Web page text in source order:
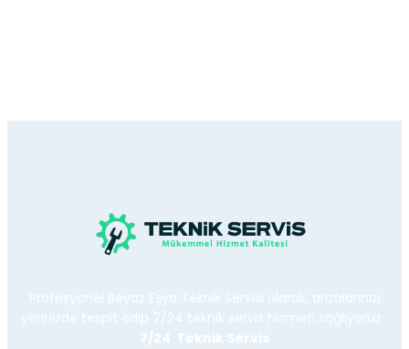
Profesyonel Beyaz Eşya Teknik Servisi olarak, arızalarınızı
yerinizde tespit edip 7/24 teknik servis hizmeti sağlıyoruz.
7/24 Teknik Servis